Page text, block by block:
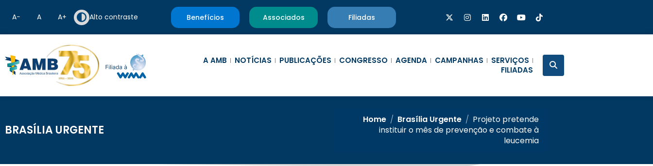
A− A A+ Alto contraste Benefícios Associados Filiadas
A AMB NOTÍCIAS PUBLICAÇÕES CONGRESSO AGENDA CAMPANHAS
SERVIÇOS
FILIADAS
BRASÍLIA URGENTE
Home / Brasília Urgente / Projeto pretende
instituir o mês de prevenção e combate à
leucemia